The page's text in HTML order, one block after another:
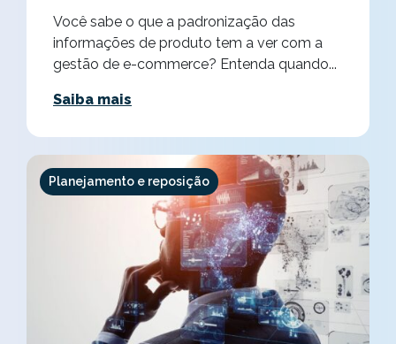
Você sabe o que a padronização das
informações de produto tem a ver com a
gestão de e-commerce? Entenda quando...
Saiba mais
Planejamento e reposição